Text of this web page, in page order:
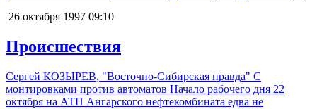
26 октября 1997 09:10
Происшествия
Сергей КОЗЫРЕВ, "Восточно-Сибирская правда" С
монтировками против автоматов Начало рабочего дня 22
октября на АТП Ангарского нефтекомбината едва не